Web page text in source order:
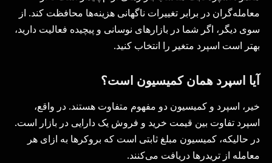
معامله‌گران در برابر تغییرات ناگهانی هزینه‌ها محافظت ‌کند. از
سوی دیگر، اگر شما در بازارهای نوسانی و پیچیده فعالیت دارید،
بهتر است اسپرد متغیر را انتخاب کنید.
آیا اسپرد همان کمیسیون است؟
خیر، اسپرد و کمیسیون دو مفهوم متفاوت هستند. در واقع،
اسپرد تفاوت بین قیمت خرید و فروش یک دارایی در بازار است.
در حالیکه، کمیسیون مبلغ ثابتی است که بروکرها به ازای هر
معامله از تریدرها دریافت می‌کنند.